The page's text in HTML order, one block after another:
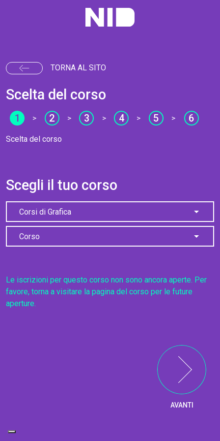
TORNA AL SITO
Scelta del corso
1 > 2 > 3 > 4 > 5 > 6
Scelta del corso
Scegli il tuo corso
Corsi di Grafica
Corso
Le iscrizioni per questo corso non sono ancora aperte. Per
favore, torna a visitare la pagina del corso per le future
aperture.
AVANTI